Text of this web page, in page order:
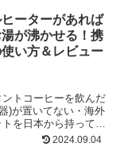
ヒーターがあれば
が沸かせる！携
い方＆レビュー
トコーヒーを飲んだ
)が置いてない・海外
を日本から持って行
んか？... 2024.09.04